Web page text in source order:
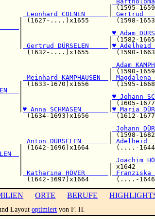
| (1595-
Leonhard COENEN
| (1627-....)x1655
| ♥ Adam
|                      | (1582-
Gertrud DÜRSELEN ♥ Adelheid
(1632-....)x1655
Adam
| (1590-
Meinhard KAMPHAUSEN
Magdalena
(1633-1670)x1656
| ♥ Johann
|                      | (1605-
♥ Anna SCHMASEN ♥ Maria
(1634-1693)x1656
|
Johann
|
Anton DÜRSELEN
| (1642-1696)x1664
1729)x1697     |
|
Katharina HÖVER
ORTE BERUFE
Layoutoptimiert von F. H.